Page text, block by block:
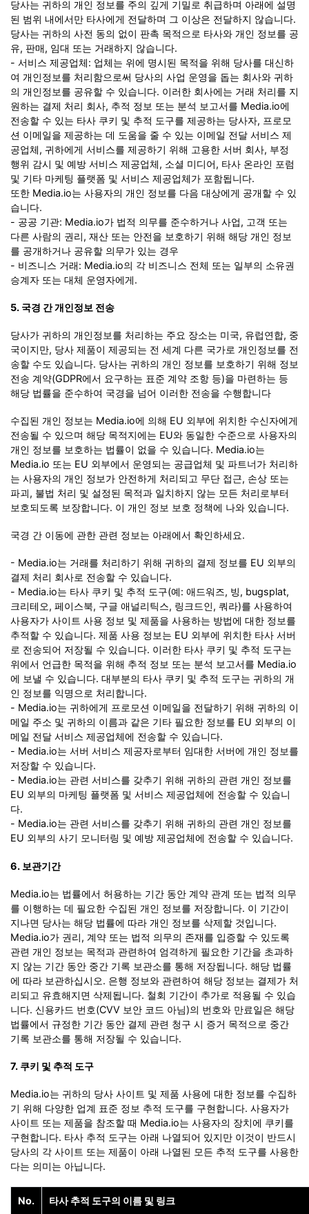
당사는 귀하의 개인 정보를 주의 깊게 기밀로 취급하며 아래에 설명
된 범위 내에서만 타사에게 전달하며 그 이상은 전달하지 않습니다.
당사는 귀하의 사전 동의 없이 판촉 목적으로 타사와 개인 정보를 공
유, 판매, 임대 또는 거래하지 않습니다.
- 서비스 제공업체: 업체는 위에 명시된 목적을 위해 당사를 대신하
여 개인정보를 처리함으로써 당사의 사업 운영을 돕는 회사와 귀하
의 개인정보를 공유할 수 있습니다. 이러한 회사에는 거래 처리를 지
원하는 결제 처리 회사, 추적 정보 또는 분석 보고서를 Media.io에
전송할 수 있는 타사 쿠키 및 추적 도구를 제공하는 당사자, 프로모
션 이메일을 제공하는 데 도움을 줄 수 있는 이메일 전달 서비스 제
공업체, 귀하에게 서비스를 제공하기 위해 고용한 서버 회사, 부정
행위 감시 및 예방 서비스 제공업체, 소셜 미디어, 타사 온라인 포럼
및 기타 마케팅 플랫폼 및 서비스 제공업체가 포함됩니다.
또한 Media.io는 사용자의 개인 정보를 다음 대상에게 공개할 수 있
습니다.
- 공공 기관: Media.io가 법적 의무를 준수하거나 사업, 고객 또는
다른 사람의 권리, 재산 또는 안전을 보호하기 위해 해당 개인 정보
를 공개하거나 공유할 의무가 있는 경우
- 비즈니스 거래: Media.io의 각 비즈니스 전체 또는 일부의 소유권
승계자 또는 대체 운영자에게.
5. 국경 간 개인정보 전송
당사가 귀하의 개인정보를 처리하는 주요 장소는 미국, 유럽연합, 중
국이지만, 당사 제품이 제공되는 전 세계 다른 국가로 개인정보를 전
송할 수도 있습니다. 당사는 귀하의 개인 정보를 보호하기 위해 정보
전송 계약(GDPR에서 요구하는 표준 계약 조항 등)을 마련하는 등
해당 법률을 준수하여 국경을 넘어 이러한 전송을 수행합니다
수집된 개인 정보는 Media.io에 의해 EU 외부에 위치한 수신자에게
전송될 수 있으며 해당 목적지에는 EU와 동일한 수준으로 사용자의
개인 정보를 보호하는 법률이 없을 수 있습니다. Media.io는
Media.io 또는 EU 외부에서 운영되는 공급업체 및 파트너가 처리하
는 사용자의 개인 정보가 안전하게 처리되고 무단 접근, 손상 또는
파괴, 불법 처리 및 설정된 목적과 일치하지 않는 모든 처리로부터
보호되도록 보장합니다. 이 개인 정보 보호 정책에 나와 있습니다.
국경 간 이동에 관한 관련 정보는 아래에서 확인하세요.
- Media.io는 거래를 처리하기 위해 귀하의 결제 정보를 EU 외부의
결제 처리 회사로 전송할 수 있습니다.
- Media.io는 타사 쿠키 및 추적 도구(예: 애드워즈, 빙, bugsplat,
크리테오, 페이스북, 구글 애널리틱스, 링크드인, 쿼라)를 사용하여
사용자가 사이트 사용 정보 및 제품을 사용하는 방법에 대한 정보를
추적할 수 있습니다. 제품 사용 정보는 EU 외부에 위치한 타사 서버
로 전송되어 저장될 수 있습니다. 이러한 타사 쿠키 및 추적 도구는
위에서 언급한 목적을 위해 추적 정보 또는 분석 보고서를 Media.io
에 보낼 수 있습니다. 대부분의 타사 쿠키 및 추적 도구는 귀하의 개
인 정보를 익명으로 처리합니다.
- Media.io는 귀하에게 프로모션 이메일을 전달하기 위해 귀하의 이
메일 주소 및 귀하의 이름과 같은 기타 필요한 정보를 EU 외부의 이
메일 전달 서비스 제공업체에 전송할 수 있습니다.
- Media.io는 서버 서비스 제공자로부터 임대한 서버에 개인 정보를
저장할 수 있습니다.
- Media.io는 관련 서비스를 갖추기 위해 귀하의 관련 개인 정보를
EU 외부의 마케팅 플랫폼 및 서비스 제공업체에 전송할 수 있습니
다.
- Media.io는 관련 서비스를 갖추기 위해 귀하의 관련 개인 정보를
EU 외부의 사기 모니터링 및 예방 제공업체에 전송할 수 있습니다.
6. 보관기간
Media.io는 법률에서 허용하는 기간 동안 계약 관계 또는 법적 의무
를 이행하는 데 필요한 수집된 개인 정보를 저장합니다. 이 기간이
지나면 당사는 해당 법률에 따라 개인 정보를 삭제할 것입니다.
Media.io가 권리, 계약 또는 법적 의무의 존재를 입증할 수 있도록
관련 개인 정보는 목적과 관련하여 엄격하게 필요한 기간을 초과하
지 않는 기간 동안 중간 기록 보관소를 통해 저장됩니다. 해당 법률
에 따라 보관하십시오. 은행 정보와 관련하여 해당 정보는 결제가 처
리되고 유효해지면 삭제됩니다. 철회 기간이 추가로 적용될 수 있습
니다. 신용카드 번호(CVV 보안 코드 아님)의 번호와 만료일은 해당
법률에서 규정한 기간 동안 결제 관련 청구 시 증거 목적으로 중간
기록 보관소를 통해 저장될 수 있습니다.
7. 쿠키 및 추적 도구
Media.io는 귀하의 당사 사이트 및 제품 사용에 대한 정보를 수집하
기 위해 다양한 업계 표준 정보 추적 도구를 구현합니다. 사용자가
사이트 또는 제품을 참조할 때 Media.io는 사용자의 장치에 쿠키를
구현합니다. 타사 추적 도구는 아래 나열되어 있지만 이것이 반드시
당사의 각 사이트 또는 제품이 아래 나열된 모든 추적 도구를 사용한
다는 의미는 아닙니다.
No. 타사 추적 도구의 이름 및 링크